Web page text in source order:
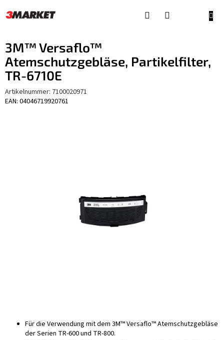
Inhalt
3M™ Versaflo™
Atemschutzgebläse, Partikelfilter,
TR-6710E
Artikelnummer: 7100020971
EAN: 04046719920761
Für die Verwendung mit dem 3M™ Versaflo™ Atemschutzgebläse
der Serien TR-600 und TR-800.